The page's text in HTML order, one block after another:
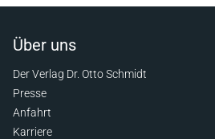
Über uns
Der Verlag Dr. Otto Schmidt
Presse
Anfahrt
Karriere